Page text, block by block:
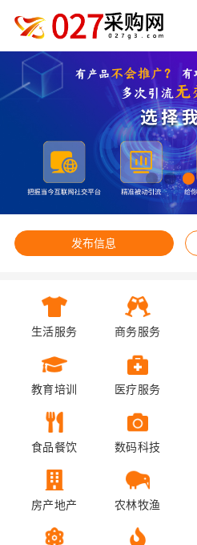
发布信息
生活服务 商务服务
教育培训 医疗服务
食品餐饮 数码科技
房产地产 农林牧渔